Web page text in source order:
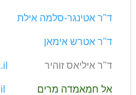
ד‭"‬ר אטינגר‭-‬סלמה אילת
ד‭"‬ר אטרש אימאן
ד‭"‬ר‭ ‬איליאס‭ ‬זוהיר
אל חמאמדה מרים